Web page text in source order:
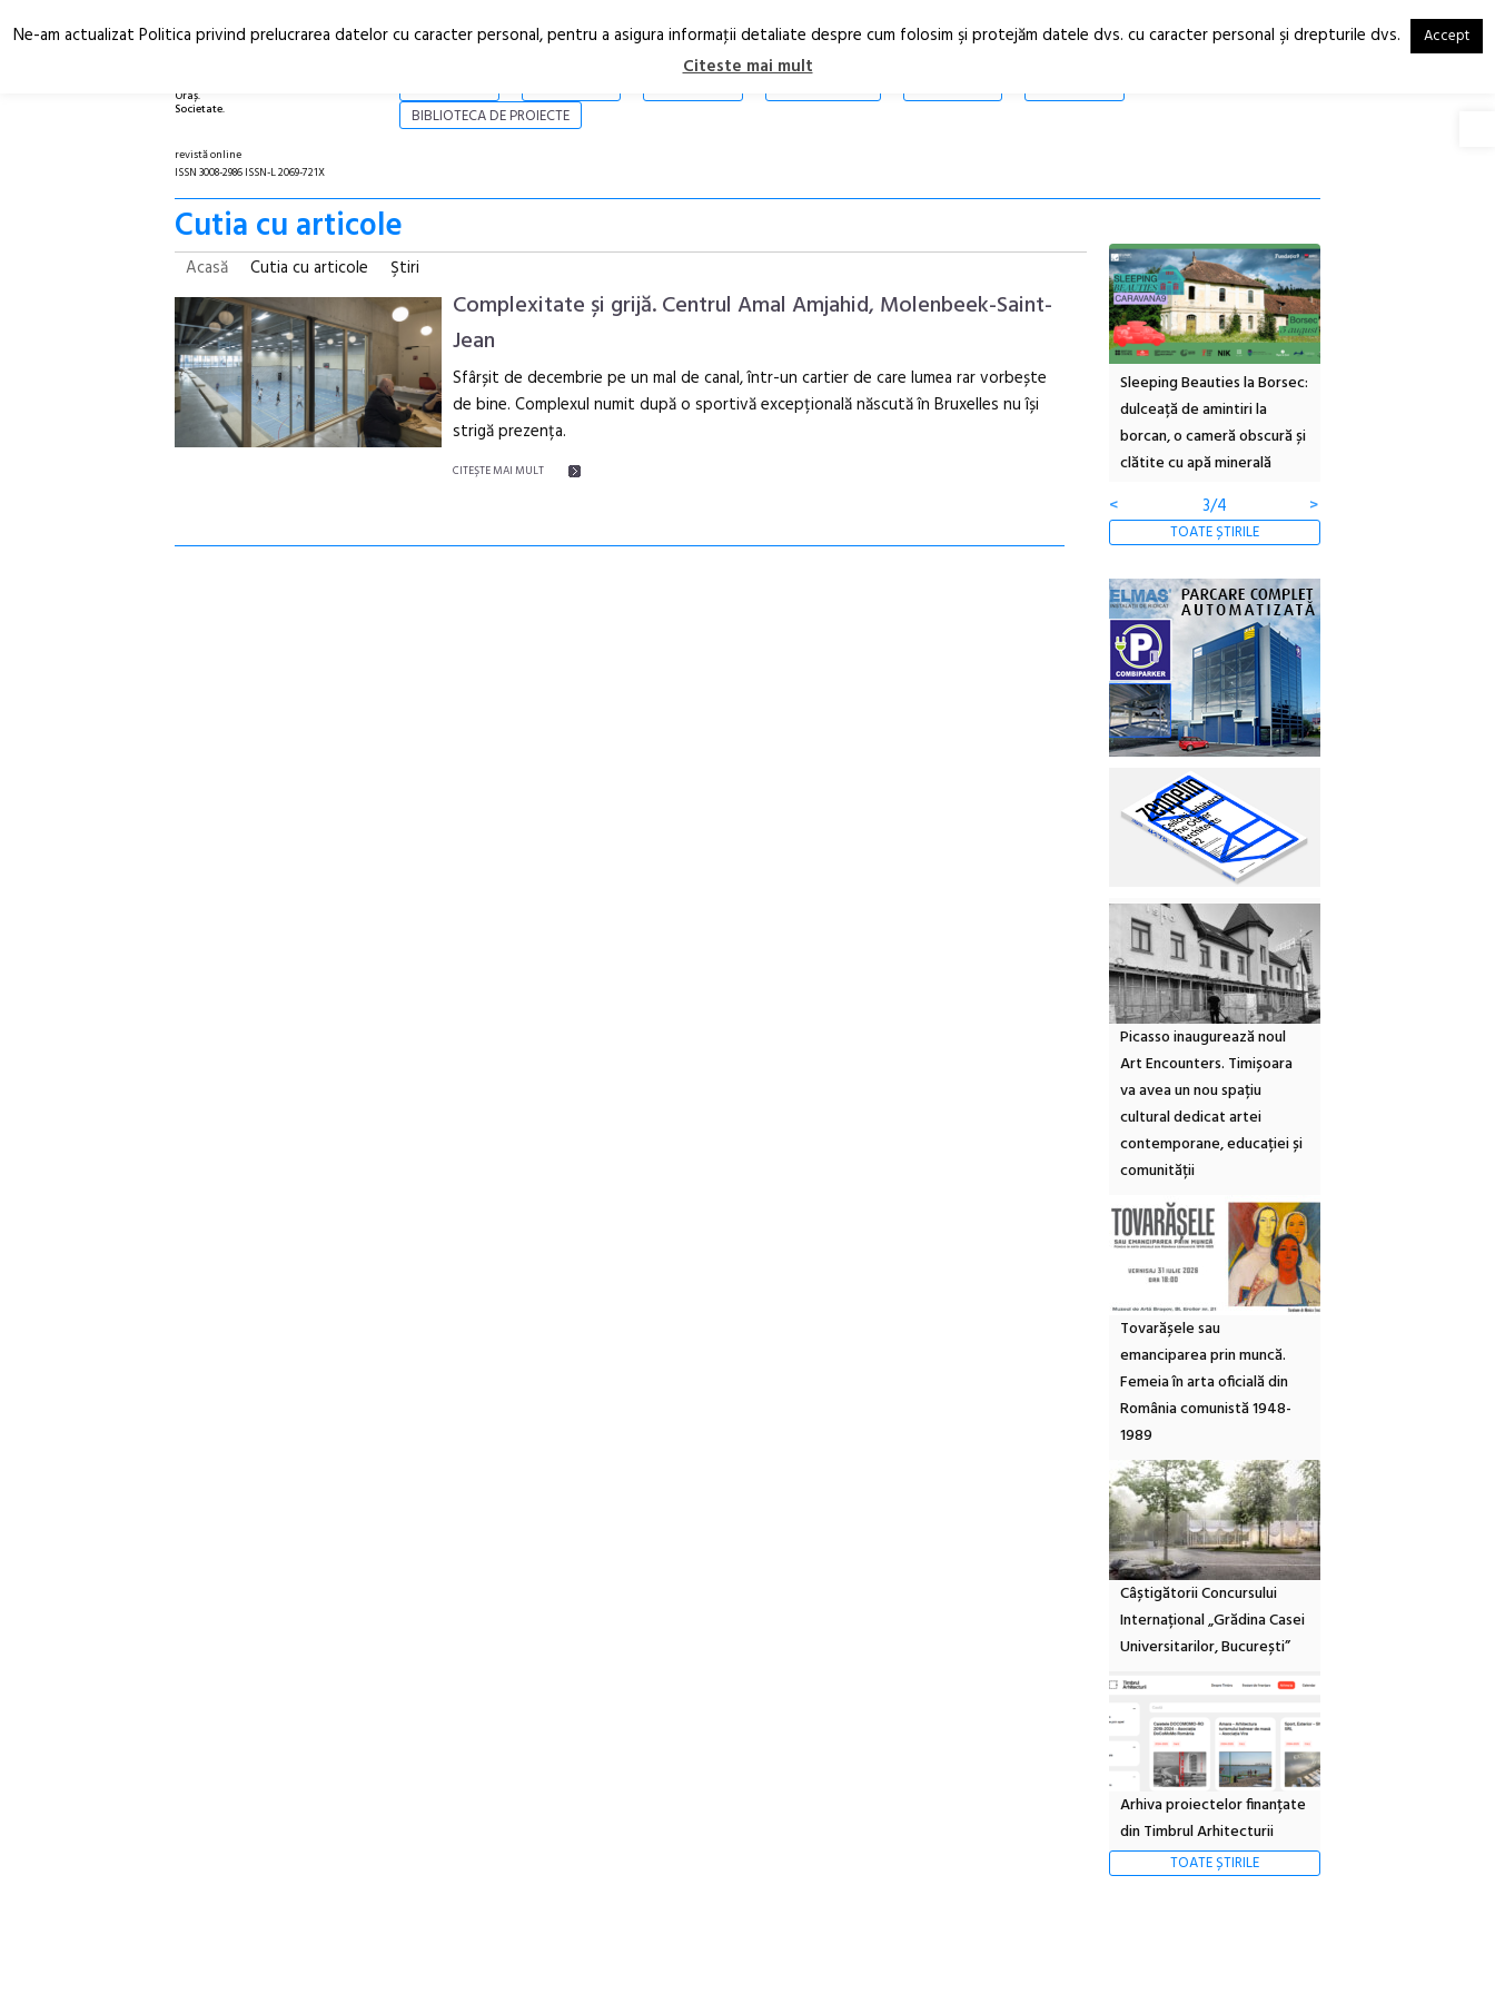
Oraș.
Societate.
RO
EN
BIBLIOTECA DE PROIECTE
revistă online
ISSN 3008-2986 ISSN-L 2069-721X
Cutia cu articole
Acasă Cutia cu articole Ştiri
Complexitate și grijă. Centrul Amal Amjahid, Molenbeek-Saint-
Jean
Sfârșit de decembrie pe un mal de canal, într-un cartier de care lumea rar vorbește
de bine. Complexul numit după o sportivă excepțională născută în Bruxelles nu își
strigă prezența.
CITEŞTE MAI MULT
Festivalul Cinemascop
revine la Eforie Sud cu a IX-a
Sleeping Beauties la Borsec:
dulceață de amintiri la
borcan, o cameră obscură și
clătite cu apă minerală
<
3/4 >
TOATE ȘTIRILE
Picasso inaugurează noul
Art Encounters. Timișoara
va avea un nou spațiu
cultural dedicat artei
contemporane, educației și
comunității
Tovarășele sau
emanciparea prin muncă.
Femeia în arta oficială din
România comunistă 1948-
1989
Câștigătorii Concursului
Internațional „Grădina Casei
Universitarilor, București”
Arhiva proiectelor finanțate
din Timbrul Arhitecturii
TOATE ȘTIRILE
Ne-am actualizat Politica privind prelucrarea datelor cu caracter personal, pentru a asigura informaţii detaliate despre cum folosim şi protejăm datele dvs. cu caracter personal şi drepturile dvs. Accept
Citeste mai mult